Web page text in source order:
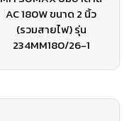
AC 180W ขนาด 2 นิ้ว
(รวมสายไฟ) รุ่น
234MM180/26-1